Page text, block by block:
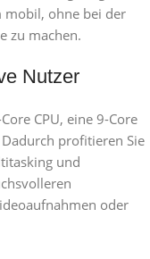
mobil, ohne bei der
zu machen.
Nutzer
CPU, eine 9-Core
profitieren Sie
und
oder